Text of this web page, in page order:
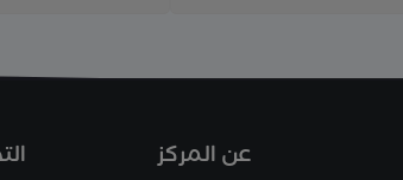
عن المركز